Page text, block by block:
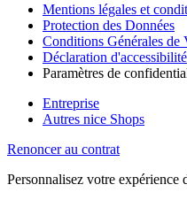
Mentions légales et
Protection des Données
Conditions Générales de
Déclaration d'accessibilité
Paramètres de
Entreprise
Autres nice Shops
Renoncer au contrat
Personnalisez votre expérience